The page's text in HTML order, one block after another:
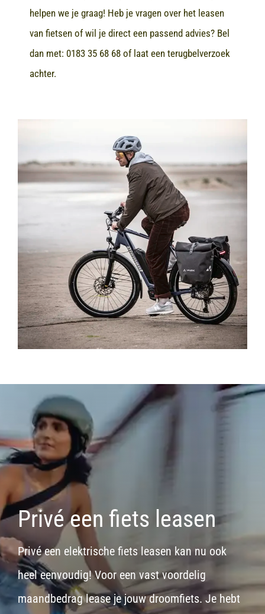
helpen we je graag! Heb je vragen over het leasen
van fietsen of wil je direct een passend advies? Bel
dan met: 0183 35 68 68of laat een terugbelverzoek
achter.
Privé een fiets leasen
Privé een elektrische fiets leasen kan nu ook
heel eenvoudig! Voor een vast voordelig
maandbedrag lease je jouw droomfiets. Je hebt